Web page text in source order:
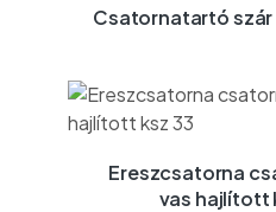
Csatornatartó szár
Ereszcsatorna
vas hajlított